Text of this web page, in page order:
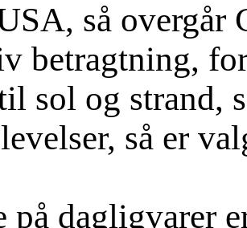
så overgår
betragtning,
sol og strand,
så er
på dagligvarer